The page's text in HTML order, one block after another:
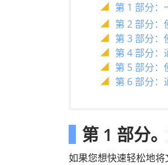
第 1 部分
第 2 部分
第 3 部分
第 4 部分
第 5 部分
第 6 部分
第 1 部分
如果您想快速轻松地